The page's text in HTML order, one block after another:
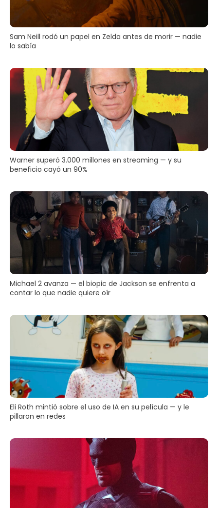
Sam Neill rodó un papel en Zelda antes de morir — nadie
lo sabía
Warner superó 3.000 millones en streaming — y su
beneficio cayó un 90%
Michael 2 avanza — el biopic de Jackson se enfrenta a
contar lo que nadie quiere oír
Eli Roth mintió sobre el uso de IA en su película — y le
pillaron en redes